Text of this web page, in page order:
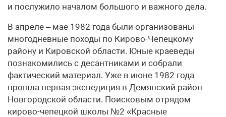
и послужило началом большого и важного дела.
В апреле – мае 1982 года были организованы
многодневные походы по Кирово-Чепецкому
району и Кировской области. Юные краеведы
познакомились с десантниками и собрали
фактический материал. Уже в июне 1982 года
прошла первая экспедиция в Демянский район
Новгородской области. Поисковым отрядом
кирово-чепецкой школы №2 «Красные